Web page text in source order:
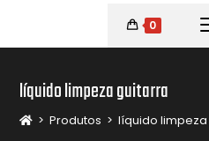
0
líquido limpeza guitarra
> Produtos > líquido